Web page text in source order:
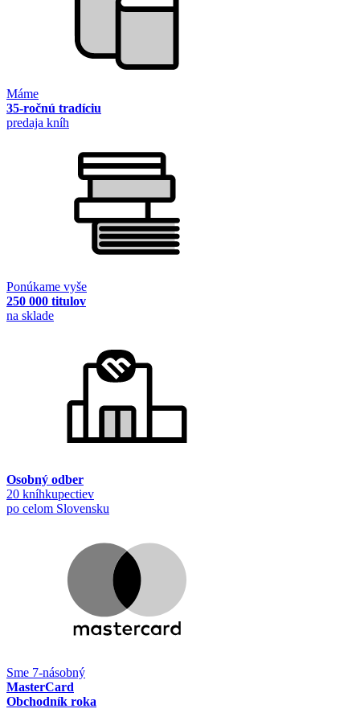
Máme
35-ročnú tradíciu
predaja kníh
Ponúkame vyše
250 000 titulov
na sklade
Osobný odber
20 kníhkupectiev
po celom Slovensku
Sme 7-násobný
MasterCard
Obchodník roka